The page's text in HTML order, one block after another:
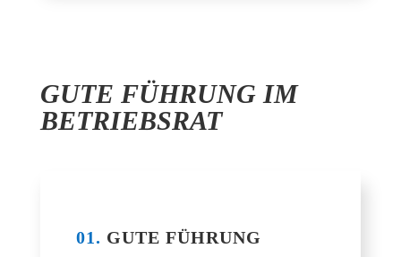
GUTE FÜHRUNG IM
BETRIEBSRAT
01. GUTE FÜHRUNG